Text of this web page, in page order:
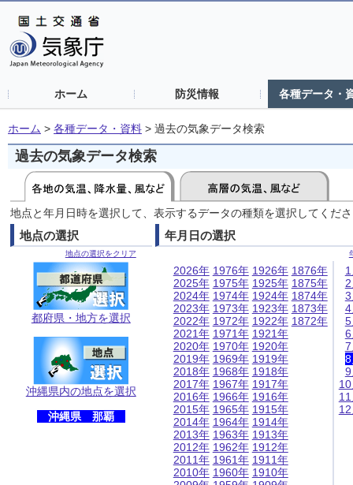
ホーム 防災情報 各種データ・
ホーム > 各種データ・資料 > 過去の気象データ検索
過去の気象データ検索
地点と年月日時を選択して、表示するデータの種類を選択してくだ
地点の選択
地点の選択をクリア
都府県・地方を選択
沖縄県内の地点を選択
沖縄県 那覇
年月日の選択
2026年
2025年
2024年
2023年
2022年
2021年
2020年
2019年
2018年
2017年
2016年
2015年
2014年
2013年
2012年
2011年
2010年
1976年
1975年
1974年
1973年
1972年
1971年
1970年
1969年
1968年
1967年
1966年
1965年
1964年
1963年
1962年
1961年
1960年
1926年
1925年
1924年
1923年
1922年
1921年
1920年
1919年
1918年
1917年
1916年
1915年
1914年
1913年
1912年
1911年
1910年
1876年
1875年
1874年
1873年
1872年